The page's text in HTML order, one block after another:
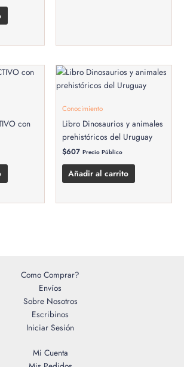
con
Conocimiento
Libro Dinosaurios y animales
prehistóricos del Uruguay
$607 Precio Público
Añadir al carrito
Como Comprar?
Envíos
Sobre Nosotros
Escribinos
Iniciar Sesión
Mi Cuenta